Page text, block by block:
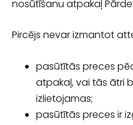
nosūtīšanu atpakaļ
Pircējs nevar izmantot
pasūtītās preces
atpakaļ, vai tās ātri
izlietojamas;
pasūtītās preces ir